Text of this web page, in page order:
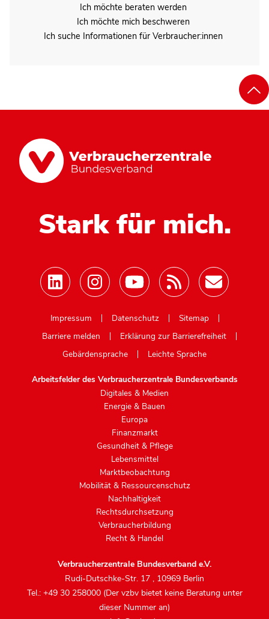
Ich möchte beraten werden
Ich möchte mich beschweren
Ich suche Informationen für Verbraucher:innen
Stark für mich.
Impressum
Datenschutz
Sitemap
Barriere melden
Erklärung zur Barrierefreiheit
Gebärdensprache
Leichte Sprache
Arbeitsfelder des Verbraucherzentrale Bundesverbands
Digitales & Medien
Energie & Bauen
Europa
Finanzmarkt
Gesundheit & Pflege
Lebensmittel
Marktbeobachtung
Mobilität & Ressourcenschutz
Nachhaltigkeit
Rechtsdurchsetzung
Verbraucherbildung
Recht & Handel
Verbraucherzentrale Bundesverband e.V.
Rudi-Dutschke-Str. 17 , 10969 Berlin
Tel.: +49 30 258000 (Der vzbv bietet keine Beratung unter
dieser Nummer an)